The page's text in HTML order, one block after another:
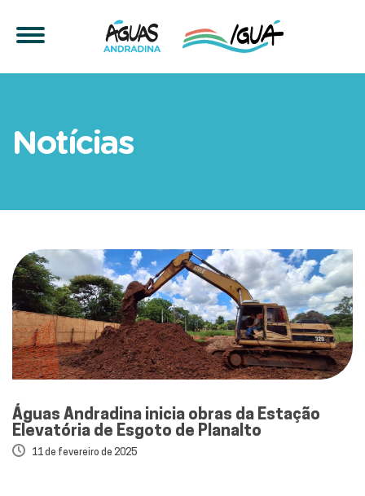
Notícias
Águas Andradina inicia obras da Estação
Elevatória de Esgoto de Planalto
11 de fevereiro de 2025